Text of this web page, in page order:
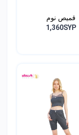
قميص نوم
1,360SYP